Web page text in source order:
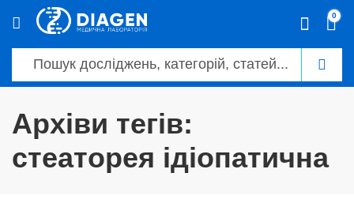
0
Архіви тегів:
стеаторея ідіопатична